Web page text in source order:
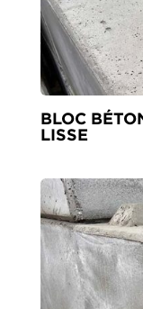
BLOC
LISSE